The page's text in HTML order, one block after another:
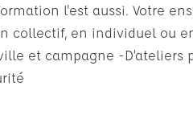
l'est aussi. Votre
collectif, en individuel ou
et campagne -